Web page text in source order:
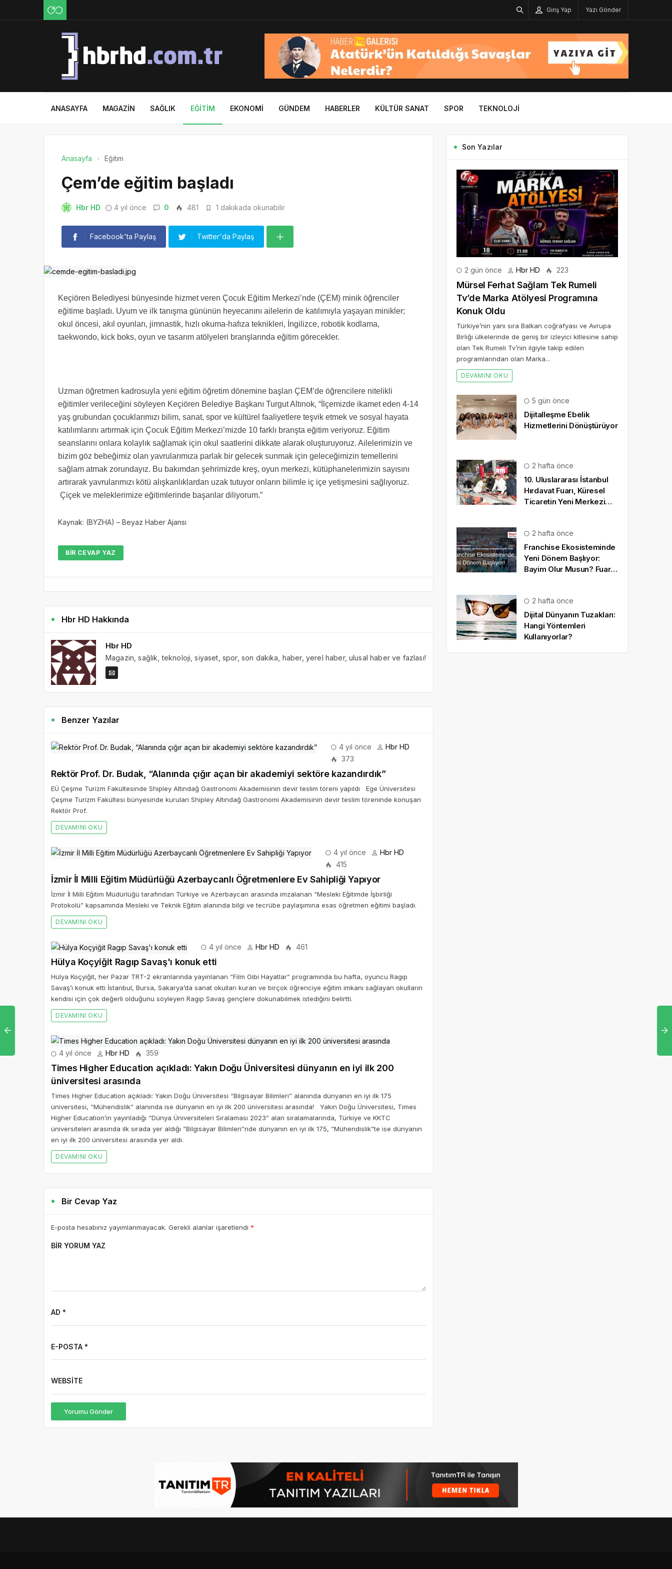
Giriş Yap Yazı Gönder
ANASAYFA MAGAZIN SAĞLIK EĞITIM EKONOMI GÜNDEM HABERLER KÜLTÜR SANAT SPOR TEKNOLOJI
Anasayfa Eğitim
Çem’de eğitim başladı
Hbr HD 4 yıl önce 0 481 1 dakikada okunabilir
Facebook'ta Paylaş Twitter'da Paylaş
Keçiören Belediyesi bünyesinde hizmet veren Çocuk Eğitim Merkezi’nde (ÇEM) minik öğrenciler
eğitime başladı. Uyum ve ilk tanışma gününün heyecanını ailelerin de katılımıyla yaşayan minikler;
okul öncesi, akıl oyunları, jimnastik, hızlı okuma-hafıza teknikleri, İngilizce, robotik kodlama,
taekwondo, kick boks, oyun ve tasarım atölyeleri branşlarında eğitim görecekler.
Uzman öğretmen kadrosuyla yeni eğitim öğretim dönemine başlan ÇEM’de öğrencilere nitelikli
eğitimler verileceğini söyleyen Keçiören Belediye Başkanı Turgut Altınok, “İlçemizde ikamet eden 4-14
yaş grubundan çocuklarımızı bilim, sanat, spor ve kültürel faaliyetlere teşvik etmek ve sosyal hayata
katılımlarını artırmak için Çocuk Eğitim Merkezi’mizde 10 farklı branşta eğitim veriyoruz. Eğitim
seanslarını onlara kolaylık sağlamak için okul saatlerini dikkate alarak oluşturuyoruz. Ailelerimizin ve
bizim göz bebeğimiz olan yavrularımıza parlak bir gelecek sunmak için geleceğimizin temellerini
sağlam atmak zorundayız. Bu bakımdan şehrimizde kreş, oyun merkezi, kütüphanelerimizin sayısını
artırarak yavrularımızı kötü alışkanlıklardan uzak tutuyor onların bilimle iç içe yetişmesini sağlıyoruz.
Çiçek ve meleklerimize eğitimlerinde başarılar diliyorum.”​
Kaynak: (BYZHA) – Beyaz Haber Ajansı
BIR CEVAP YAZ
Hbr HD Hakkında
Hbr HD
Magazin, sağlık, teknoloji, siyaset, spor, son dakika, haber, yerel haber, ulusal haber ve fazlası!
Benzer Yazılar
4 yıl önce
Hbr HD
373
Rektör Prof. Dr. Budak, “Alanında çığır açan bir akademiyi sektöre kazandırdık”
EÜ Çeşme Turizm Fakültesinde Shipley Altındağ Gastronomi Akademisinin devir teslim töreni yapıldı Ege Üniversitesi
Çeşme Turizm Fakültesi bünyesinde kurulan Shipley Altındağ Gastronomi Akademisinin devir teslim töreninde konuşan
Rektör Prof.
DEVAMINI OKU
4 yıl önce
Hbr HD
415
İzmir İl Milli Eğitim Müdürlüğü Azerbaycanlı Öğretmenlere Ev Sahipliği Yapıyor
İzmir İl Milli Eğitim Müdürlüğü tarafından Türkiye ve Azerbaycan arasında imzalanan “Mesleki Eğitimde İşbirliği
Protokolü” kapsamında Mesleki ve Teknik Eğitim alanında bilgi ve tecrübe paylaşımına esas öğretmen eğitimi başladı.
DEVAMINI OKU
4 yıl önce Hbr HD 461
Hülya Koçyiğit Ragıp Savaş'ı konuk etti
Hülya Koçyiğit, her Pazar TRT-2 ekranlarında yayınlanan “Film Gibi Hayatlar” programında bu hafta, oyuncu Ragıp
Savaş’ı konuk etti İstanbul, Bursa, Sakarya’da sanat okulları kuran ve birçok öğrenciye eğitim imkanı sağlayan okulların
kendisi için çok değerli olduğunu söyleyen Ragıp Savaş gençlere dokunabilmek istediğini belirtti.
DEVAMINI OKU
4 yıl önce Hbr HD 359
Times Higher Education açıkladı: Yakın Doğu Üniversitesi dünyanın en iyi ilk 200
üniversitesi arasında
Times Higher Education açıkladı: Yakın Doğu Üniversitesi “Bilgisayar Bilimleri” alanında dünyanın en iyi ilk 175
üniversitesi, “Mühendislik” alanında ise dünyanın en iyi ilk 200 üniversitesi arasında! Yakın Doğu Üniversitesi, Times
Higher Education’ın yayınladığı “Dünya Üniversiteleri Sıralaması 2023” alan sıralamalarında, Türkiye ve KKTC
üniversiteleri arasında ilk sırada yer aldığı “Bilgisayar Bilimleri”nde dünyanın en iyi ilk 175, “Mühendislik”te ise dünyanın
en iyi ilk 200 üniversitesi arasında yer aldı.
DEVAMINI OKU
Bir Cevap Yaz
E-posta hesabınız yayımlanmayacak. Gerekli alanlar işaretlendi *
BIR YORUM YAZ
AD *
E-POSTA *
WEBSITE
Yorumu Gönder
Son Yazılar
2 gün önce Hbr HD 223
Mürsel Ferhat Sağlam Tek Rumeli
Tv’de Marka Atölyesi Programına
Konuk Oldu
Türkiye’nin yanı sıra Balkan coğrafyası ve Avrupa
Birliği ülkelerinde de geniş bir izleyici kitlesine sahip
olan Tek Rumeli Tv’nin ilgiyle takip edilen
programlarından olan Marka...
DEVAMINI OKU
5 gün önce
Dijitalleşme Ebelik
Hizmetlerini Dönüştürüyor
2 hafta önce
10. Uluslararası İstanbul
Hırdavat Fuarı, Küresel
Ticaretin Yeni Merkezi
2 hafta önce
Franchise Ekosisteminde
Yeni Dönem Başlıyor:
Bayim Olur Musun? Fuarı
2 hafta önce
Dijital Dünyanın Tuzakları:
Hangi Yöntemleri
Kullanıyorlar?